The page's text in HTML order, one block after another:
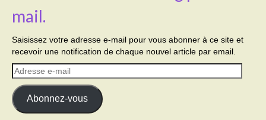
mail.
Saisissez votre adresse e-mail pour vous abonner à ce site et
recevoir une notification de chaque nouvel article par email.
Adresse
e-
mail
Abonnez-vous